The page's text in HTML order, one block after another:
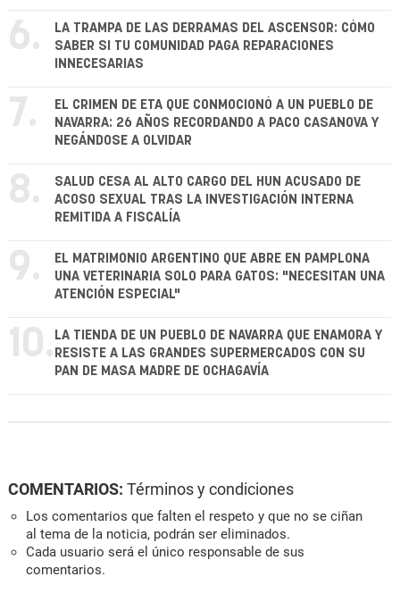
6.
LA TRAMPA DE LAS DERRAMAS DEL ASCENSOR: CÓMO
SABER SI TU COMUNIDAD PAGA REPARACIONES
INNECESARIAS
7.
EL CRIMEN DE ETA QUE CONMOCIONÓ A UN PUEBLO DE
NAVARRA: 26 AÑOS RECORDANDO A PACO CASANOVA Y
NEGÁNDOSE A OLVIDAR
8.
SALUD CESA AL ALTO CARGO DEL HUN ACUSADO DE
ACOSO SEXUAL TRAS LA INVESTIGACIÓN INTERNA
REMITIDA A FISCALÍA
9.
EL MATRIMONIO ARGENTINO QUE ABRE EN PAMPLONA
UNA VETERINARIA SOLO PARA GATOS: "NECESITAN UNA
ATENCIÓN ESPECIAL"
10. LA TIENDA DE UN PUEBLO DE NAVARRA QUE ENAMORA Y
RESISTE A LAS GRANDES SUPERMERCADOS CON SU
PAN DE MASA MADRE DE OCHAGAVÍA
COMENTARIOS: Términos y condiciones
Los comentarios que falten el respeto y que no se ciñan
al tema de la noticia, podrán ser eliminados.
Cada usuario será el único responsable de sus
comentarios.